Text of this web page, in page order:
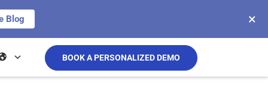
Blog ×
BOOK A PERSONALIZED DEMO